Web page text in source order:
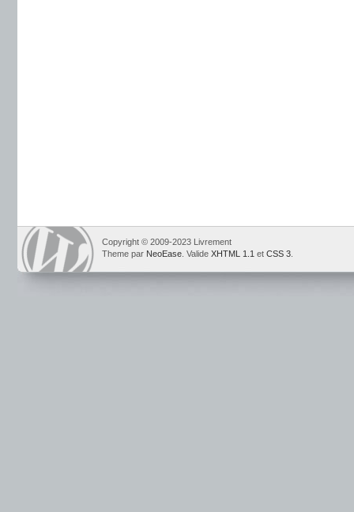
Copyright © 2009-2023 Livrement
Theme par NeoEase . Valide XHTML 1.1 et CSS 3